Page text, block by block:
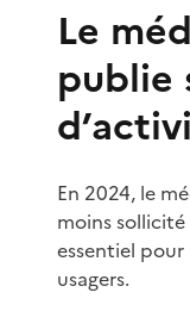
Le
publie
En 2024, le
moins sollicité
essentiel
usagers.